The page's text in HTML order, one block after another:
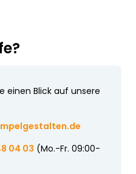
einen Blick auf unsere
04 03 (Mo.-Fr. 09:00-